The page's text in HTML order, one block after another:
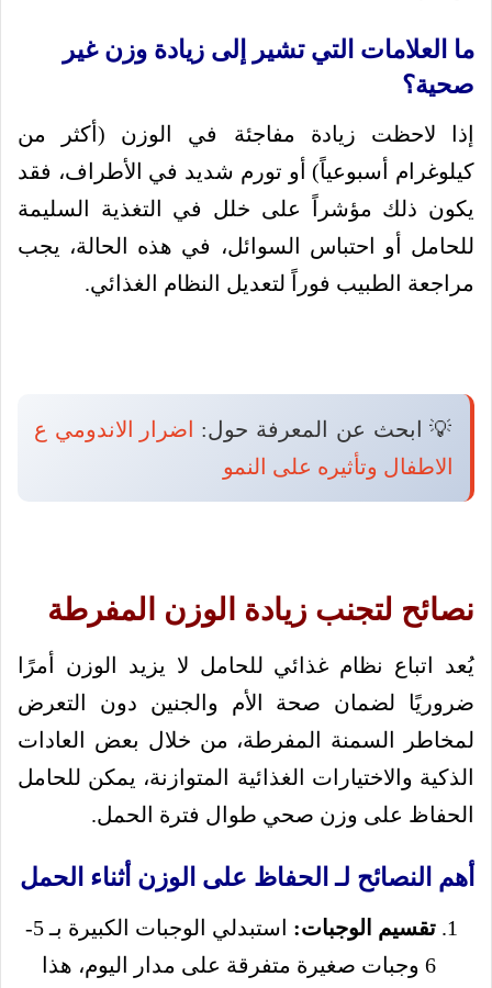
ما العلامات التي تشير إلى زيادة وزن غير
صحية؟
إذا لاحظت زيادة مفاجئة في الوزن (أكثر من
كيلوغرام أسبوعياً) أو تورم شديد في الأطراف، فقد
يكون ذلك مؤشراً على خلل في التغذية السليمة
للحامل أو احتباس السوائل، في هذه الحالة، يجب
مراجعة الطبيب فوراً لتعديل النظام الغذائي.
💡 ابحث عن المعرفة حول:
اضرار الاندومي ع
الاطفال وتأثيره على النمو
نصائح لتجنب زيادة الوزن المفرطة
يُعد اتباع نظام غذائي للحامل لا يزيد الوزن أمرًا
ضروريًا لضمان صحة الأم والجنين دون التعرض
لمخاطر السمنة المفرطة، من خلال بعض العادات
الذكية والاختيارات الغذائية المتوازنة، يمكن للحامل
الحفاظ على وزن صحي طوال فترة الحمل.
أهم النصائح لـ الحفاظ على الوزن أثناء الحمل
تقسيم الوجبات:
استبدلي الوجبات الكبيرة بـ 5-
6 وجبات صغيرة متفرقة على مدار اليوم، هذا